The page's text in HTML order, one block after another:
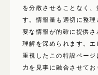
を分散させることなく
す。情報量も適切に整
要な情報が的確に提供
理解を深められます。
重視したこの特設ペー
力を見事に融合させて